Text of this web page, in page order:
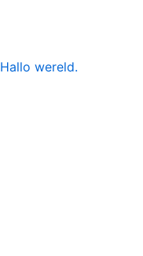
Hallo wereld.